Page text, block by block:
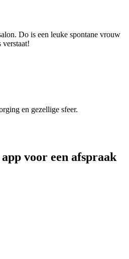
Do is een leuke spontane vrouw
verstaat!
en gezellige sfeer.
voor een afspraak